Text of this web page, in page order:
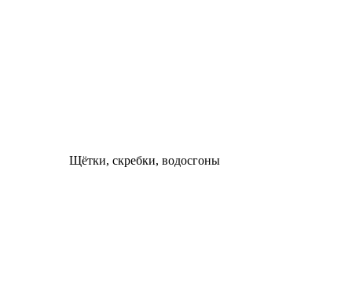
Щётки, скребки, водосгоны